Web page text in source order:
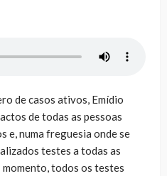
de casos ativos, Emídio
de todas as pessoas
e, numa freguesia onde se
testes a todas as
momento, todos os testes